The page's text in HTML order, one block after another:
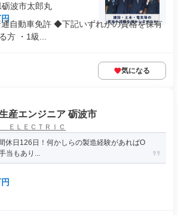
波市太郎丸
自動車免許 ◆下記いずれかの資格を保有
方 ・1級...
気になる
産エンジニア 砺波市
ＥＬＥＣＴＲＩＣ
休日126日！何かしらの製造経験があればO
当もあり...